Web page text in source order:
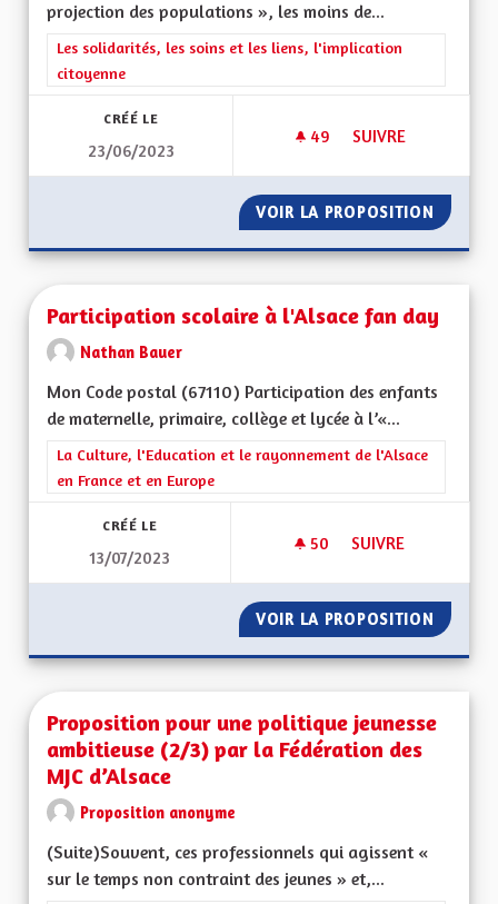
projection des populations », les moins de...
Filtrer les résultats de la catégorie : Les solidarités, les soins
Les solidarités, les soins et les liens, l'implication
citoyenne
CRÉÉ LE
23/06/2023
49 49 ABONNÉS
SUIVRE
VOIR LA PROPOSITION
Participation scolaire à l'Alsace fan day
Nathan Bauer
Mon Code postal (67110) Participation des enfants
de maternelle, primaire, collège et lycée à l’«...
Filtrer les résultats de la catégorie : La Culture, l'Education et
La Culture, l'Education et le rayonnement de l'Alsace
en France et en Europe
CRÉÉ LE
13/07/2023
50 50 ABONNÉS
SUIVRE
VOIR LA PROPOSITION
Proposition pour une politique jeunesse
ambitieuse (2/3) par la Fédération des
MJC d’Alsace
Proposition anonyme
(Suite)Souvent, ces professionnels qui agissent «
sur le temps non contraint des jeunes » et,...